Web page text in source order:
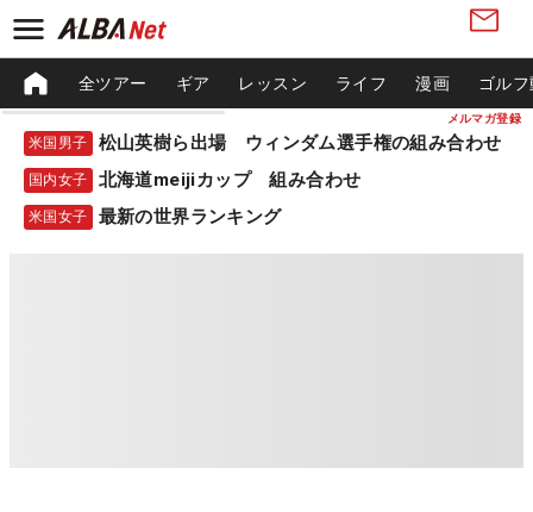
メルマガ登録
全ツアー ギア レッスン ライフ 漫画 ゴル
米国男子 松山英樹ら出場 ウィンダム選手権の組み合わせ
国内女子 北海道meijiカップ 組み合わせ
米国女子 最新の世界ランキング